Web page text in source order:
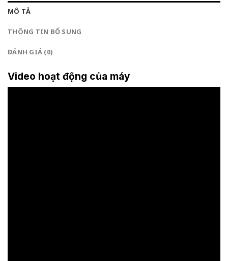
MÔ TẢ
THÔNG TIN BỔ SUNG
ĐÁNH GIÁ (0)
Video hoạt động của máy